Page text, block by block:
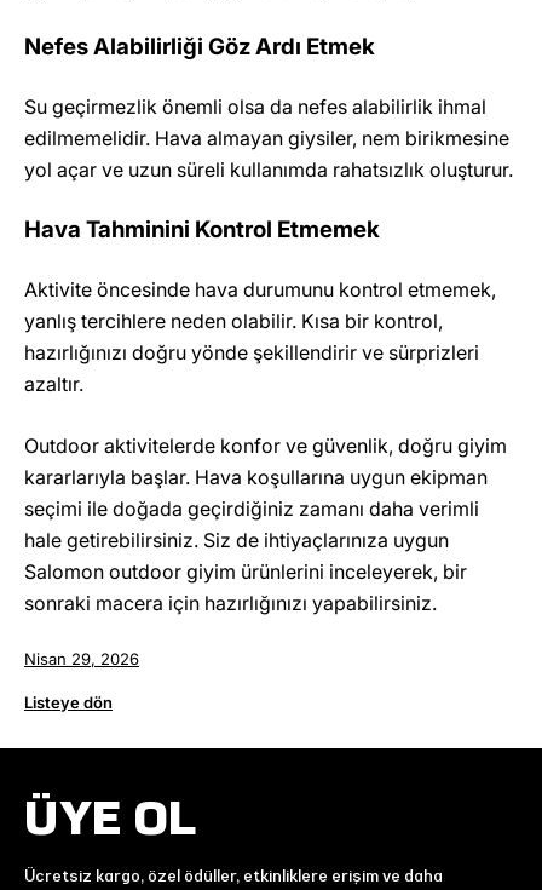
Nefes Alabilirliği Göz Ardı Etmek
Su geçirmezlik önemli olsa da nefes alabilirlik ihmal
edilmemelidir. Hava almayan giysiler, nem birikmesine
yol açar ve uzun süreli kullanımda rahatsızlık oluşturur.
Hava Tahminini Kontrol Etmemek
Aktivite öncesinde hava durumunu kontrol etmemek,
yanlış tercihlere neden olabilir. Kısa bir kontrol,
hazırlığınızı doğru yönde şekillendirir ve sürprizleri
azaltır.
Outdoor aktivitelerde konfor ve güvenlik, doğru giyim
kararlarıyla başlar. Hava koşullarına uygun ekipman
seçimi ile doğada geçirdiğiniz zamanı daha verimli
hale getirebilirsiniz. Siz de ihtiyaçlarınıza uygun
Salomon outdoor giyim ürünlerini inceleyerek, bir
sonraki macera için hazırlığınızı yapabilirsiniz.
Nisan 29, 2026
Listeye dön
ÜYE OL
Ücretsiz kargo, özel ödüller, etkinliklere erişim ve daha